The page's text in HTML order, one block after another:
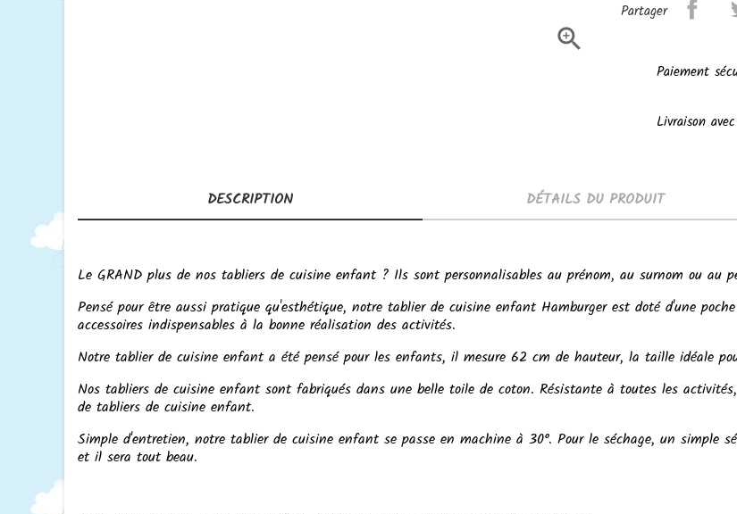

Partager
Paiement
Livraison
DESCRIPTION DÉTAILS DU PRODUIT
Le GRAND plus de nos tabliers de cuisine enfant ? Ils sont personnalisables au prénom, au surnom ou
Pensé pour être aussi pratique qu'esthétique, notre tablier de cuisine enfant Hamburger est doté d'une
accessoires indispensables à la bonne réalisation des activités.
Notre tablier de cuisine enfant a été pensé pour les enfants, il mesure 62 cm de hauteur, la taille idéale
Nos tabliers de cuisine enfant sont fabriqués dans une belle toile de coton. Résistante à toutes les
de tabliers de cuisine enfant.
Simple d'entretien, notre tablier de cuisine enfant se passe en machine à 30°. Pour le séchage, un simple
et il sera tout beau.